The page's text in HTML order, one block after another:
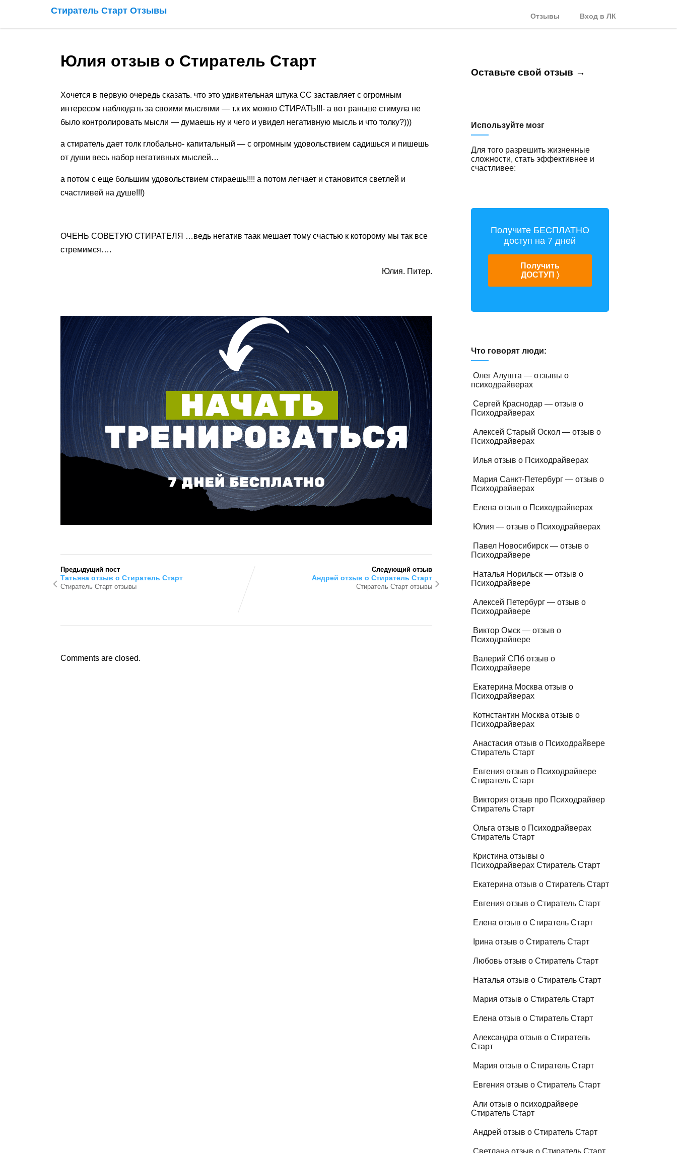
Стиратель Старт Отзывы
Отзывы Вход в ЛК
Юлия отзыв о Стиратель Старт
Хочется в первую очередь сказать. что это удивительная штука СС заставляет с огромным
интересом наблюдать за своими мыслями — т.к их можно СТИРАТЬ!!!- а вот раньше стимула не
было контролировать мысли — думаешь ну и чего и увидел негативную мысль и что толку?)))
а стиратель дает толк глобально- капитальный — с огромным удовольствием садишься и пишешь
от души весь набор негативных мыслей…
а потом с еще большим удовольствием стираешь!!!! а потом легчает и становится светлей и
счастливей на душе!!!)
ОЧЕНЬ СОВЕТУЮ СТИРАТЕЛЯ …ведь негатив таак мешает тому счастью к которому мы так все
стремимся….
Юлия. Питер.
Предыдущий пост
Татьяна отзыв о Стиратель Старт
Стиратель Старт отзывы
Следующий отзыв
Андрей отзыв о Стиратель Старт
Стиратель Старт отзывы
Comments are closed.
Оставьте свой отзыв →
Используйте мозг
Для того разрешить жизненные
сложности, стать эффективнее и
счастливее:
Получите БЕСПЛАТНО
доступ на 7 дней
Получить
ДОСТУП 〉
Что говорят люди:
Олег Алушта — отзывы о
психодрайверах
Сергей Краснодар — отзыв о
Психодрайверах
Алексей Старый Оскол — отзыв о
Психодрайверах
Илья отзыв о Психодрайверах
Мария Санкт-Петербург — отзыв о
Психодрайверах
Елена отзыв о Психодрайверах
Юлия — отзыв о Психодрайверах
Павел Новосибирск — отзыв о
Психодрайвере
Наталья Норильск — отзыв о
Психодрайвере
Алексей Петербург — отзыв о
Психодрайвере
Виктор Омск — отзыв о
Психодрайвере
Валерий СПб отзыв о
Психодрайвере
Екатерина Москва отзыв о
Психодрайверах
Котнстантин Москва отзыв о
Психодрайверах
Анастасия отзыв о Психодрайвере
Стиратель Старт
Евгения отзыв о Психодрайвере
Стиратель Старт
Виктория отзыв про Психодрайвер
Стиратель Старт
Ольга отзыв о Психодрайверах
Стиратель Старт
Кристина отзывы о
Психодрайверах Стиратель Старт
Екатерина отзыв о Стиратель Старт
Евгения отзыв о Стиратель Старт
Елена отзыв о Стиратель Старт
Ірина отзыв о Стиратель Старт
Любовь отзыв о Стиратель Старт
Наталья отзыв о Стиратель Старт
Мария отзыв о Стиратель Старт
Елена отзыв о Стиратель Старт
Александра отзыв о Стиратель
Старт
Мария отзыв о Стиратель Старт
Евгения отзыв о Стиратель Старт
Али отзыв о психодрайвере
Стиратель Старт
Андрей отзыв о Стиратель Старт